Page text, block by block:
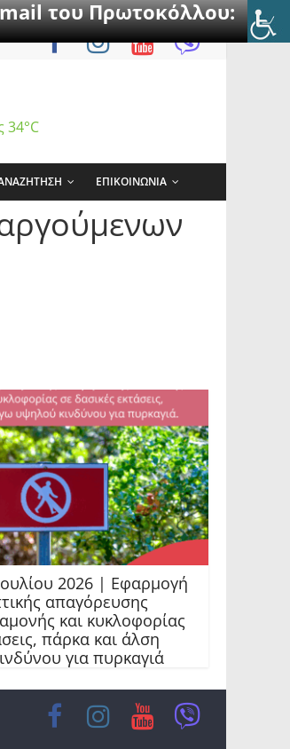
του Πρωτοκόλλου:
34°C
ΕΠΙΚΟΙΝΩΝΙΑ
2026 | Εφαρμογή
απαγόρευσης
και κυκλοφορίας
πάρκα και άλση
για πυρκαγιά